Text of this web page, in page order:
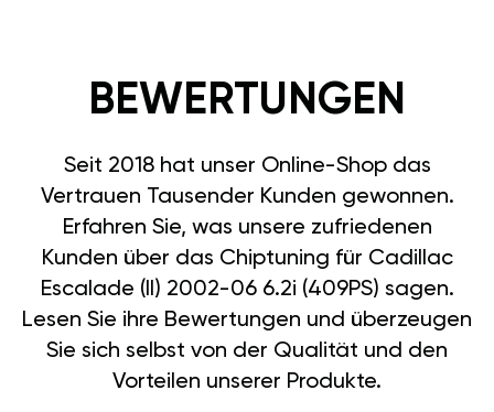
BEWERTUNGEN
Seit 2018 hat unser Online-Shop das
Vertrauen Tausender Kunden gewonnen.
Erfahren Sie, was unsere zufriedenen
Kunden über das Chiptuning für Cadillac
Escalade (II) 2002-06 6.2i (409PS) sagen.
Lesen Sie ihre Bewertungen und überzeugen
Sie sich selbst von der Qualität und den
Vorteilen unserer Produkte.